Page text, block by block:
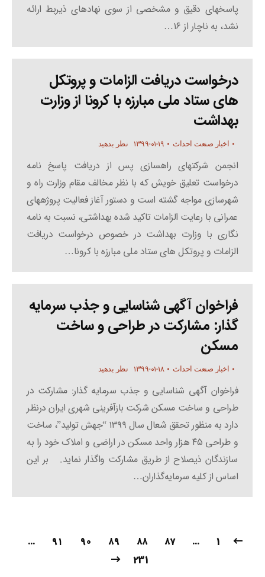
پاسخهای دقیق و مشخصی از سوی نهادهای ذیربط ارائه
نشد، به ناچار از ۱۶…
درخواست دریافت الزامات و پروتکل
های ستاد ملی مبارزه با کرونا از وزارت
بهداشت
اخبار صنعت احداث ۱۳۹۹-۰۱-۱۹ نظر بدهید
انجمن شرکتهای راهسازی پس از دریافت پاسخ نامه
درخواست تعلیق خویش که با نظر مخالف مقام وزارت راه و
شهرسازی مواجه گشته است و دستور آغاز فعالیت پروژههای
عمرانی با رعایت الزامات تاکید شده بهداشتی، نسبت به نامه
نگاری با وزارت بهداشت در خصوص درخواست دریافت
الزامات و پروتکل های ستاد ملی مبارزه با کرونا…
فراخوان آگهی شناسایی و جذب سرمایه
گذار: مشارکت در طراحی و ساخت
مسکن
اخبار صنعت احداث ۱۳۹۹-۰۱-۱۸ نظر بدهید
فراخوان آگهی شناسایی و جذب سرمایه گذار: مشارکت در
طراحی و ساخت مسکن شرکت بازآفرینی شهری ایران درنظر
دارد به منظور تحقق شعال سال ۱۳۹۹ “جهش تولید”، ساخت
و طراحی ۴۵ هزار واحد مسکن در اراضی و املاک خود را به
سازندگان ذیصلاح از طریق مشارکت واگذار نماید. بر این
اساس از کلیه سرمایه‌گذاران…
1
… ۸۷ ۸۸ ۸۹ ۹۰ ۹۱
…
231